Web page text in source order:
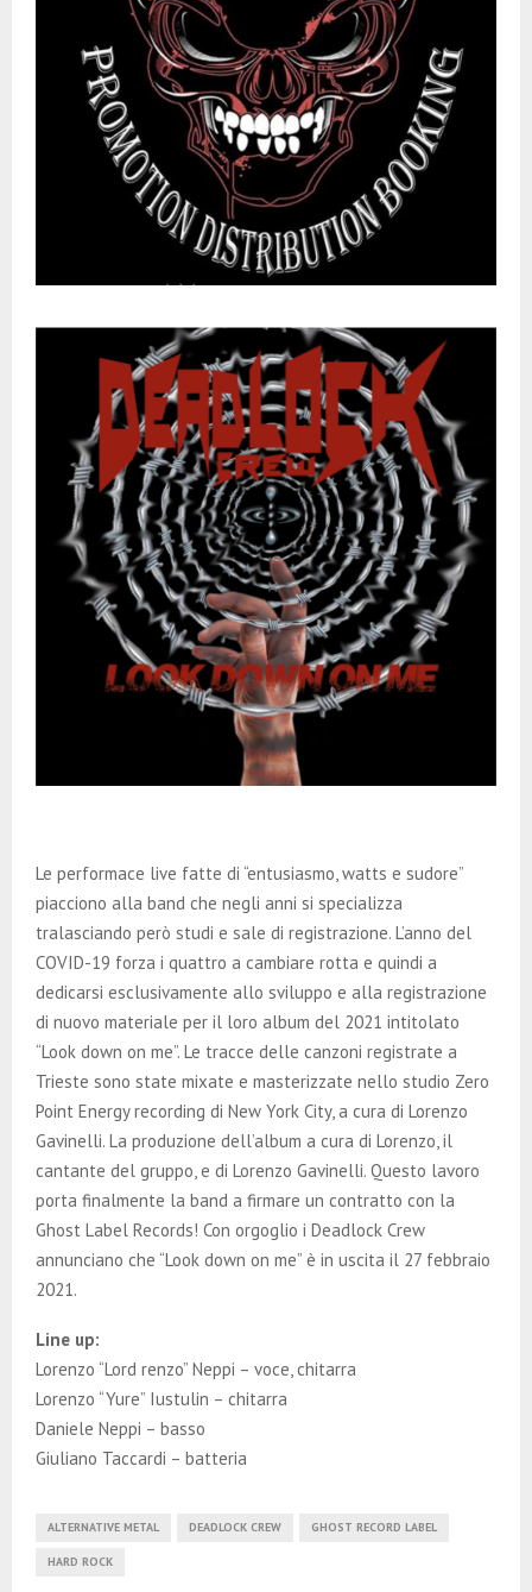
Le performace live fatte di “entusiasmo, watts e sudore”
piacciono alla band che negli anni si specializza
tralasciando però studi e sale di registrazione. L’anno del
COVID-19 forza i quattro a cambiare rotta e quindi a
dedicarsi esclusivamente allo sviluppo e alla registrazione
di nuovo materiale per il loro album del 2021 intitolato
“Look down on me”. Le tracce delle canzoni registrate a
Trieste sono state mixate e masterizzate nello studio Zero
Point Energy recording di New York City, a cura di Lorenzo
Gavinelli. La produzione dell’album a cura di Lorenzo, il
cantante del gruppo, e di Lorenzo Gavinelli. Questo lavoro
porta finalmente la band a firmare un contratto con la
Ghost Label Records! Con orgoglio i Deadlock Crew
annunciano che “Look down on me” è in uscita il 27 febbraio
2021.
Line up:
Lorenzo “Lord renzo” Neppi – voce, chitarra
Lorenzo “Yure” Iustulin – chitarra
Daniele Neppi – basso
Giuliano Taccardi – batteria
ALTERNATIVE METAL DEADLOCK CREW GHOST RECORD LABEL
HARD ROCK